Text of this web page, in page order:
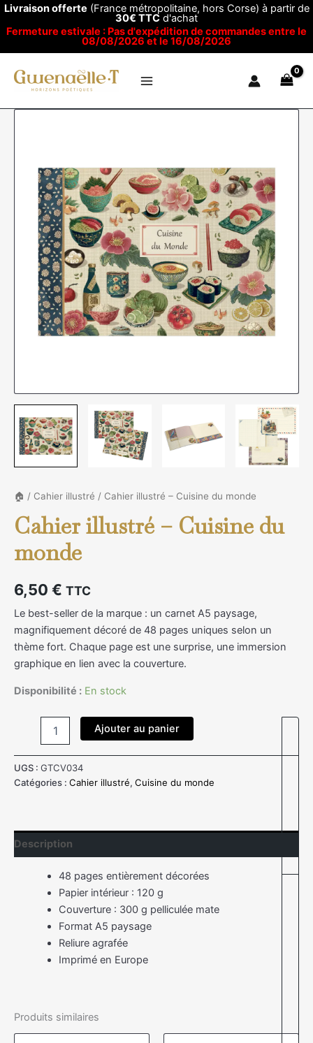
Livraison offerte (France métropolitaine, hors Corse) à partir de
30€ TTC d'achat
Fermeture estivale : Pas d'expédition de commandes entre le
08/08/2026 et le 16/08/2026
Aller
au
🏠 / Cahier illustré / Cahier illustré – Cuisine du monde
Cahier illustré – Cuisine du
monde
6,50 € TTC
Le best-seller de la marque : un carnet A5 paysage,
magnifiquement décoré de 48 pages uniques selon un
thème fort. Chaque page est une surprise, une immersion
graphique en lien avec la couverture.
Disponibilité : En stock
quantité
Cuisine
monde
Ajouter au panier
UGS : GTCV034
Catégories : Cahier illustré, Cuisine du monde
Description
48 pages entièrement décorées
Papier intérieur : 120 g
Couverture : 300 g pelliculée mate
Format A5 paysage
Reliure agrafée
Imprimé en Europe
Produits similaires